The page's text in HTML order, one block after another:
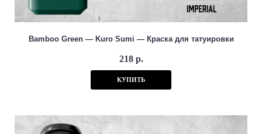
Bamboo Green — Kuro Sumi — Краска для татуировки
218 р.
КУПИТЬ